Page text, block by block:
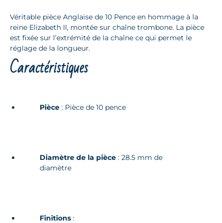
Véritable pièce Anglaise de 10 Pence en hommage à la
reine Elizabeth II, montée sur chaîne trombone. La pièce
est fixée sur l’extrémité de la chaîne ce qui permet le
réglage de la longueur.
Caractéristiques
Pièce : Pièce de 10 pence
Diamètre de la pièce : 28.5 mm de
diamètre
Finitions :